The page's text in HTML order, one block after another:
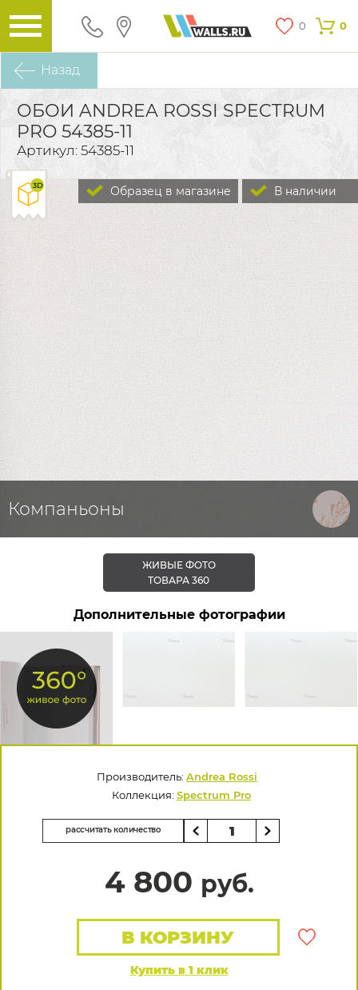
0 0
Назад
ОБОИ ANDREA ROSSI SPECTRUM
PRO 54385-11
Артикул: 54385-11
В наличии
Образец в магазине
Компаньоны
ЖИВЫЕ ФОТО
ТОВАРА 360
Дополнительные фотографии
Производитель: Andrea Rossi
Коллекция: Spectrum Pro
рассчитать количество
4 800 руб.
Купить в 1 клик
В КОРЗИНУ